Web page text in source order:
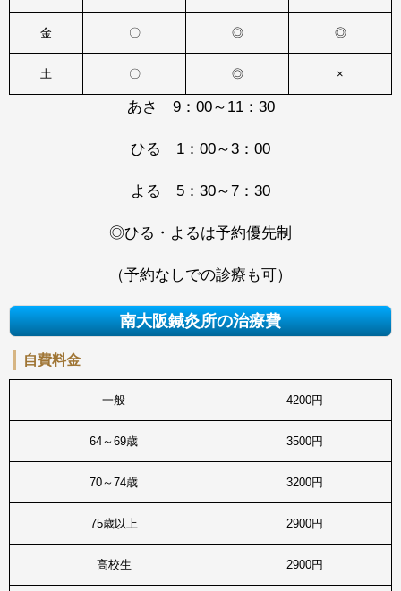
金 〇 ◎ ◎
土 〇 ◎ ×
あさ 9：00～11：30
ひる 1：00～3：00
よる 5：30～7：30
◎ひる・よるは予約優先制
（予約なしでの診療も可）
南大阪鍼灸所の治療費
自費料金
一般 4200円
64～69歳 3500円
70～74歳 3200円
75歳以上 2900円
高校生 2900円